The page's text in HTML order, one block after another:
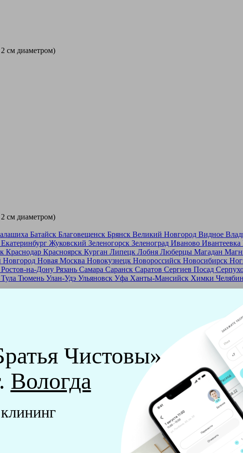
Чистовы»
Вологда
см диаметром)
см диаметром)
Батайск Благовещенск Брянск Великий Новгород Видное
Екатеринбург Жуковский Зеленогорск Зеленоград Иваново Ивантеевка
Краснодар Красноярск Курган Липецк Лобня Люберцы Магадан
Новая Москва Новокузнецк Новороссийск Новосибирск
Ростов-на-Дону Рязань Самара Саранск Саратов Сергиев Посад
Тула Тюмень Улан-Удэ Ульяновск Уфа Ханты-Мансийск Химки
девушки, в возрасте от 24 до 40 лет.
центре, а также проверку в службе безопасности и только
Чистовы".
средств, которые наши клинеры привозят с собой: